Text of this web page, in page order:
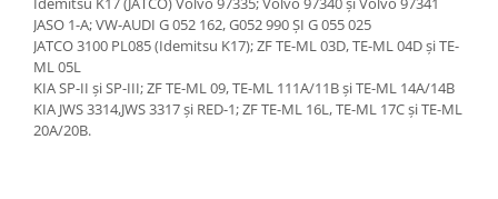
JASO 1-A; VW-AUDI G 052 162, G052 990 ȘI G 055 025
JATCO 3100 PL085 (Idemitsu K17); ZF TE-ML 03D, TE-ML 04D și TE-
ML 05L
KIA SP-II și SP-III; ZF TE-ML 09, TE-ML 111A/11B și TE-ML 14A/14B
KIA JWS 3314,JWS 3317 și RED-1; ZF TE-ML 16L, TE-ML 17C și TE-ML
20A/20B.